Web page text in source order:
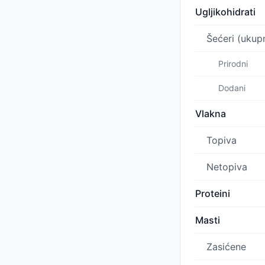
Ugljikohidrati
Šećeri
Prirodni
Dodani
Vlakna
Topiva
Netopiva
Proteini
Masti
Zasićene